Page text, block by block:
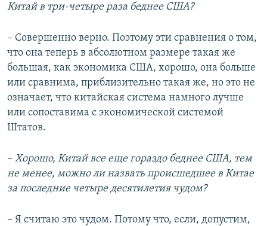
Китай в три-четыре раза беднее США?
– Совершенно верно. Поэтому эти сравнения о том,
что она теперь в абсолютном размере такая же
большая, как экономика США, хорошо, она больше
или сравнима, приблизительно такая же, но это не
означает, что китайская система намного лучше
или сопоставима с экономической системой
Штатов.
– Хорошо, Китай все еще гораздо беднее США, тем
не менее, можно ли назвать происшедшее в Китае
за последние четыре десятилетия чудом?
– Я считаю это чудом. Потому что, если, допустим,